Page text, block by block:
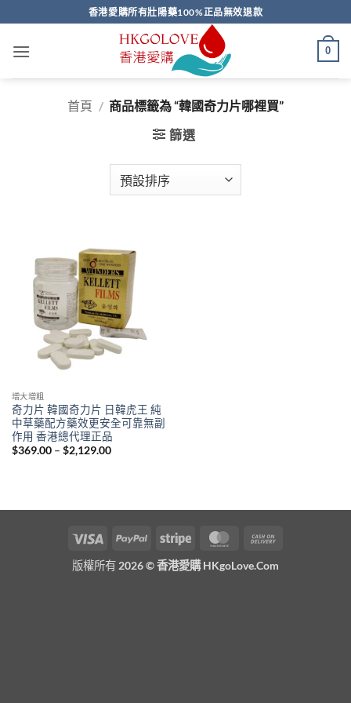
to
content
香港愛購所有壯陽藥100%正品無效退款
0
首頁 / 商品標籤為 “韓國奇力片哪裡買”
篩選
增大增粗
奇力片 韓國奇力片 日韓虎王 純
中草藥配方藥效更安全可靠無副
作用 香港總代理正品
$369.00 – $2,129.00Price
Visa PayPal Stripe MasterCard
版權所有 2026 ©香港愛購 HKgoLove.Com